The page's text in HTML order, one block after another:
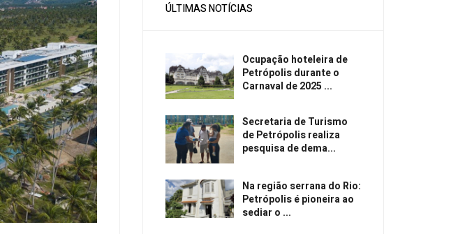
ÚLTIMAS NOTÍCIAS
Ocupação hoteleira de
Petrópolis durante o
Carnaval de 2025 ...
Secretaria de Turismo
de Petrópolis realiza
pesquisa de dema...
Na região serrana do Rio:
Petrópolis é pioneira ao
sediar o ...